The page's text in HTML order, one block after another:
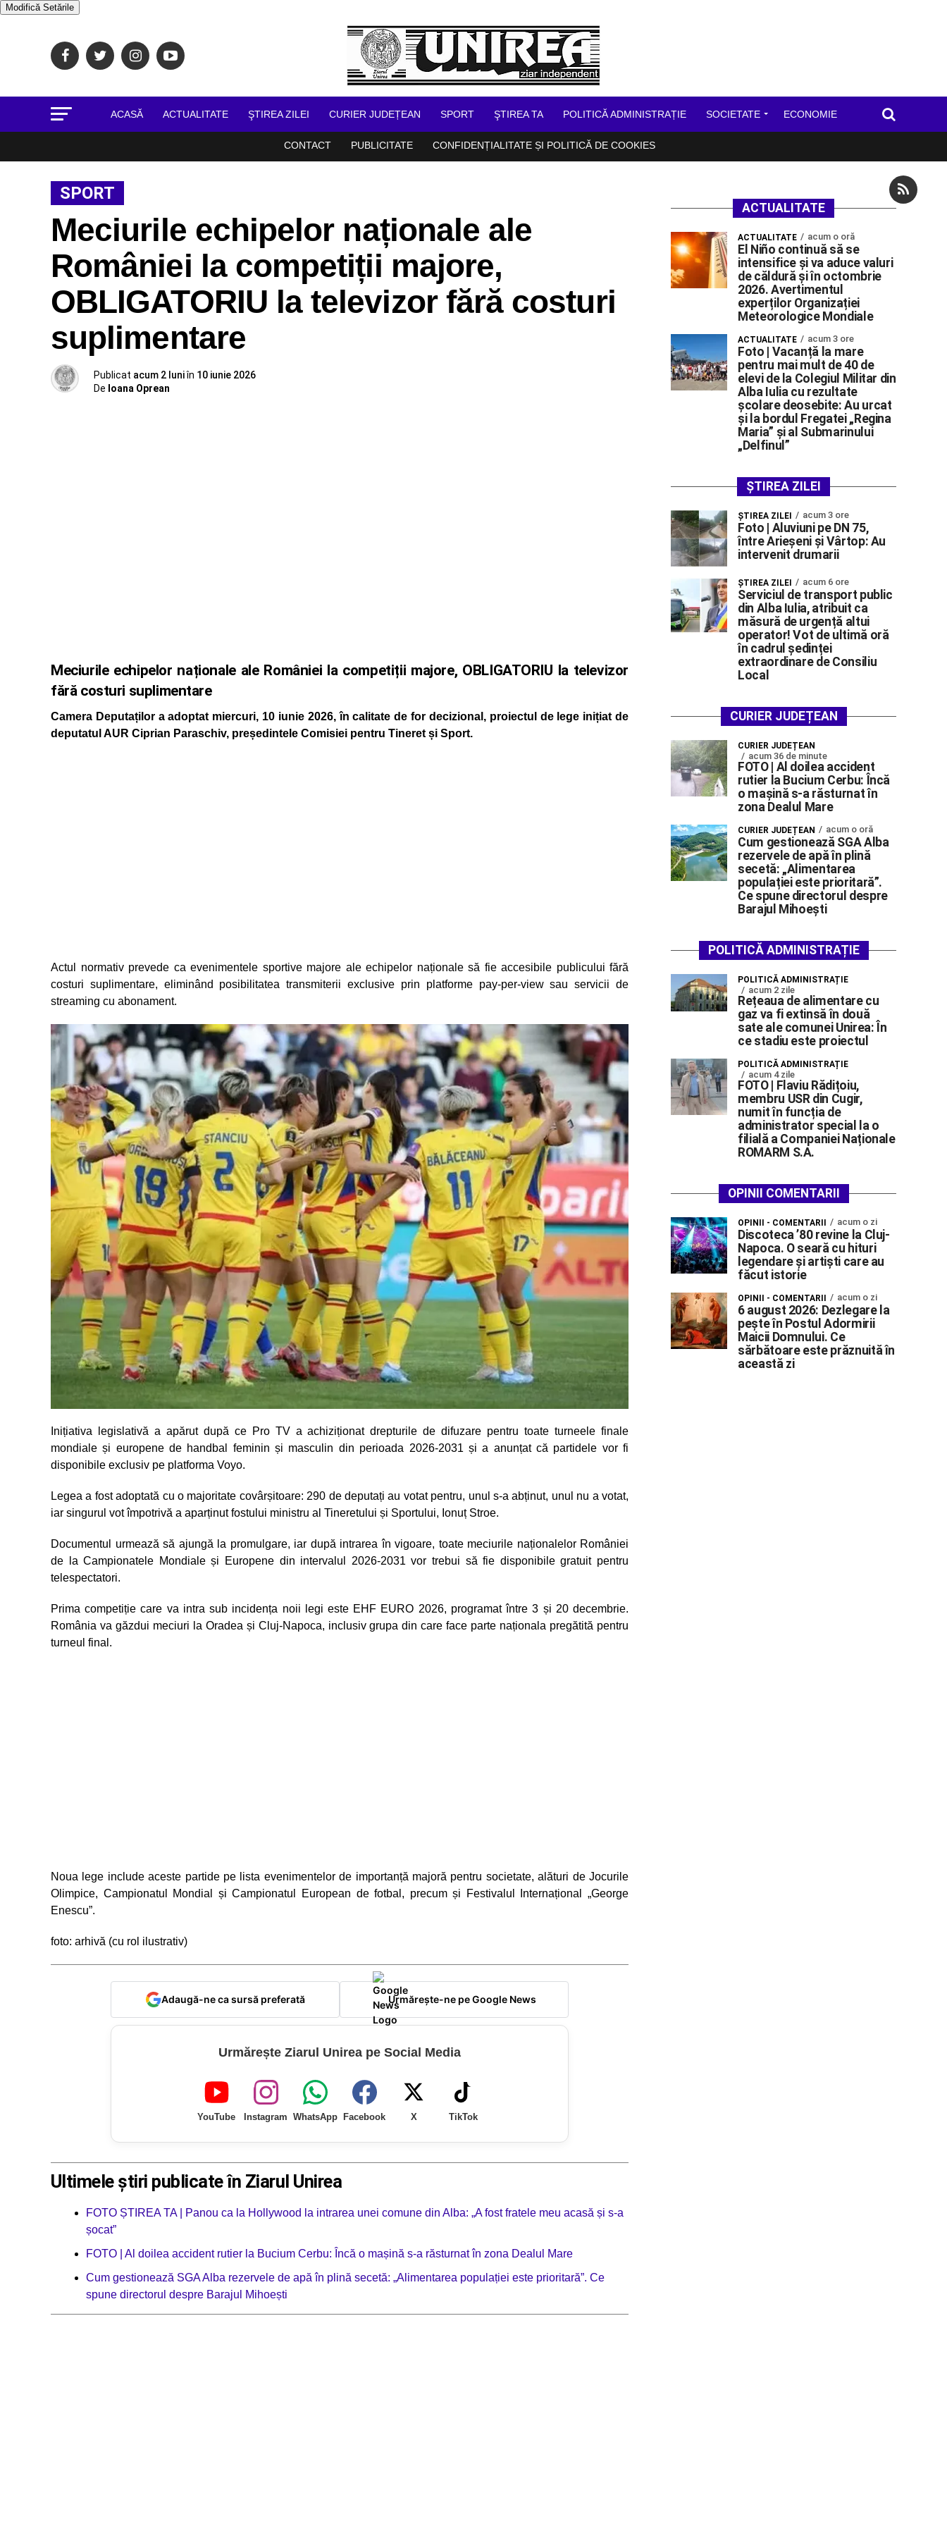
Modifică Setările
ACASĂ ACTUALITATE ŞTIREA ZILEI CURIER JUDEȚEAN SPORT ŞTIREA TA POLITICĂ ADMINISTRAȚIE SOCIETATE ECONOMIE
CONTACT PUBLICITATE CONFIDENȚIALITATE ȘI POLITICĂ DE COOKIES
SPORT
Meciurile echipelor naționale ale
României la competiții majore,
OBLIGATORIU la televizor fără costuri
suplimentare
Publicat acum 2 luniîn 10 iunie 2026
De Ioana Oprean
Meciurile echipelor naționale ale României la competiții majore, OBLIGATORIU la televizor
fără costuri suplimentare
Camera Deputaților a adoptat miercuri, 10 iunie 2026, în calitate de for decizional, proiectul de lege inițiat de
deputatul AUR Ciprian Paraschiv, președintele Comisiei pentru Tineret și Sport.
Actul normativ prevede ca evenimentele sportive majore ale echipelor naționale să fie accesibile publicului fără
costuri suplimentare, eliminând posibilitatea transmiterii exclusive prin platforme pay-per-view sau servicii de
streaming cu abonament.
Inițiativa legislativă a apărut după ce Pro TV a achiziționat drepturile de difuzare pentru toate turneele finale
mondiale și europene de handbal feminin și masculin din perioada 2026-2031 și a anunțat că partidele vor fi
disponibile exclusiv pe platforma Voyo.
Legea a fost adoptată cu o majoritate covârșitoare: 290 de deputați au votat pentru, unul s-a abținut, unul nu a votat,
iar singurul vot împotrivă a aparținut fostului ministru al Tineretului și Sportului, Ionuț Stroe.
Documentul urmează să ajungă la promulgare, iar după intrarea în vigoare, toate meciurile naționalelor României
de la Campionatele Mondiale și Europene din intervalul 2026-2031 vor trebui să fie disponibile gratuit pentru
telespectatori.
Prima competiție care va intra sub incidența noii legi este EHF EURO 2026, programat între 3 și 20 decembrie.
România va găzdui meciuri la Oradea și Cluj-Napoca, inclusiv grupa din care face parte naționala pregătită pentru
turneul final.
Noua lege include aceste partide pe lista evenimentelor de importanță majoră pentru societate, alături de Jocurile
Olimpice, Campionatul Mondial și Campionatul European de fotbal, precum și Festivalul Internațional „George
Enescu”.
foto: arhivă (cu rol ilustrativ)
Adaugă-ne ca sursă preferată Urmărește-ne pe Google News
Urmărește Ziarul Unirea pe Social Media
YouTube Instagram WhatsApp Facebook X TikTok
Ultimele știri publicate în Ziarul Unirea
FOTO ȘTIREA TA | Panou ca la Hollywood la intrarea unei comune din Alba: „A fost fratele meu acasă și s-a
șocat”
FOTO | Al doilea accident rutier la Bucium Cerbu: Încă o mașină s-a răsturnat în zona Dealul Mare
Cum gestionează SGA Alba rezervele de apă în plină secetă: „Alimentarea populației este prioritară”. Ce
spune directorul despre Barajul Mihoești
ACTUALITATE
ACTUALITATE acum o oră
El Niño continuă să se
intensifice și va aduce valuri
de căldură și în octombrie
2026. Avertimentul
experților Organizației
Meteorologice Mondiale
ACTUALITATE acum 3 ore
Foto | Vacanță la mare
pentru mai mult de 40 de
elevi de la Colegiul Militar din
Alba Iulia cu rezultate
școlare deosebite: Au urcat
și la bordul Fregatei „Regina
Maria” și al Submarinului
„Delfinul”
ȘTIREA ZILEI
ŞTIREA ZILEI acum 3 ore
Foto | Aluviuni pe DN 75,
între Arieșeni și Vârtop: Au
intervenit drumarii
ŞTIREA ZILEI acum 6 ore
Serviciul de transport public
din Alba Iulia, atribuit ca
măsură de urgență altui
operator! Vot de ultimă oră
în cadrul ședinței
extraordinare de Consiliu
Local
CURIER JUDEȚEAN
CURIER JUDEȚEAN
acum 36 de minute
FOTO | Al doilea accident
rutier la Bucium Cerbu: Încă
o mașină s-a răsturnat în
zona Dealul Mare
CURIER JUDEȚEAN acum o oră
Cum gestionează SGA Alba
rezervele de apă în plină
secetă: „Alimentarea
populației este prioritară”.
Ce spune directorul despre
Barajul Mihoești
POLITICĂ ADMINISTRAȚIE
POLITICĂ ADMINISTRAȚIE
acum 2 zile
Rețeaua de alimentare cu
gaz va fi extinsă în două
sate ale comunei Unirea: În
ce stadiu este proiectul
POLITICĂ ADMINISTRAȚIE
acum 4 zile
FOTO | Flaviu Rădițoiu,
membru USR din Cugir,
numit în funcția de
administrator special la o
filială a Companiei Naționale
ROMARM S.A.
OPINII COMENTARII
OPINII - COMENTARII acum o zi
Discoteca ’80 revine la Cluj-
Napoca. O seară cu hituri
legendare și artiști care au
făcut istorie
OPINII - COMENTARII acum o zi
6 august 2026: Dezlegare la
pește în Postul Adormirii
Maicii Domnului. Ce
sărbătoare este prăznuită în
această zi